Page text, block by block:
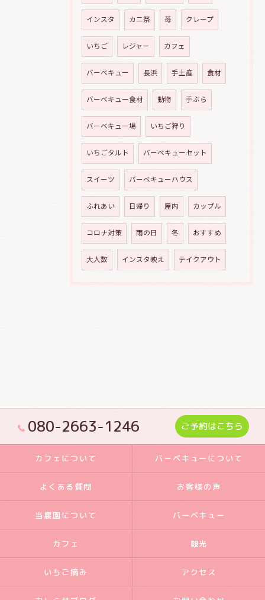
インスタ カニ祭 苺 クレープ
いちご レジャー カフェ
バーベキュー 長浜 手土産 食材
バーベキュー食材 動物 手ぶら
バーベキュー場 いちご狩り
いちごタルト バーベキューセット
スイーツ バーベキューハウス
ふれあい 日帰り 屋内 カップル
コロナ対策 雨の日 冬 おすすめ
大人数 インスタ映え テイクアウト
080-2663-1246 ご予約はこちら
カフェについて バーベキューについて
よくある質問 お客様の声
当農園について バーベキュー
カフェ 観光
いちご摘み アクセス